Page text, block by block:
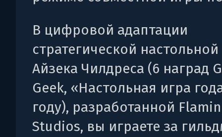
В цифровой адаптации
стратегической
Айзека Чилдреса (6 наград
Geek, «Настольная игра
году), разработанной
Studios, вы играете за